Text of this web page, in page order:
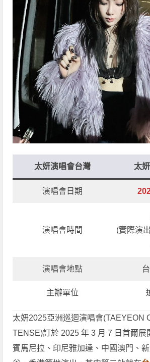
太妍演唱會台灣 太
演唱會日期
演唱會時間
(實際演
演唱會地點
主辦單位
太妍2025亞洲巡迴演唱會(TAEYEON
TENSE)訂於 2025 年 3 月 7 日首爾展
賓馬尼拉、印尼雅加達、中國澳門、